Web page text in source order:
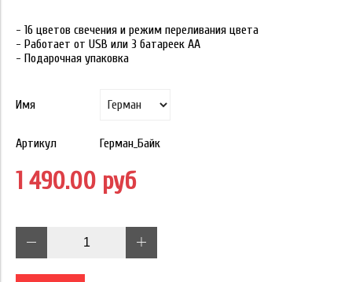
- 16 цветов свечения и режим переливания цвета
- Работает от USB или 3 батареек АА
- Подарочная упаковка
Имя
Артикул Герман_Байк
1 490.00 руб